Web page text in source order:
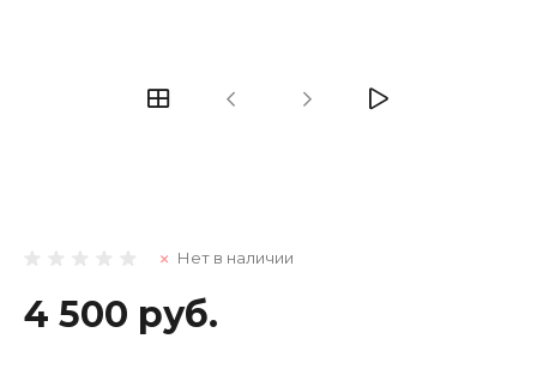
Нет в наличии
4 500 руб.